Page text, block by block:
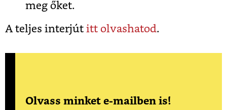
meg őket.
A teljes interjút itt olvashatod.
Olvass minket e-mailben is!